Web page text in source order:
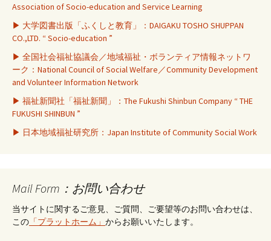
Association of Socio-education and Service Learning
▶ 大学図書出版「ふくしと教育」：DAIGAKU TOSHO SHUPPAN
CO.,LTD. “ Socio-education ”
▶ 全国社会福祉協議会／地域福祉・ボランティア情報ネットワ
ーク：National Council of Social Welfare／Community Development
and Volunteer Information Network
▶ 福祉新聞社「福祉新聞」：The Fukushi Shinbun Company “ THE
FUKUSHI SHINBUN ”
▶ 日本地域福祉研究所：Japan Institute of Community Social Work
Mail Form：お問い合わせ
当サイトに関するご意見、ご質問、ご要望等のお問い合わせは、
この 「プラットホーム」 からお願いいたします。